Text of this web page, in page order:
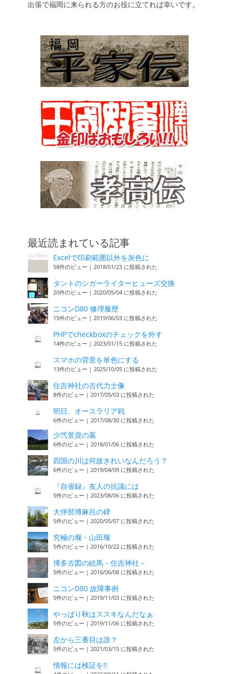
出張で福岡に来られる方のお役に立てれば幸いです。
最近読まれている記事
Excelで印刷範囲以外を灰色に
58件のビュー | 2018/01/23 に投稿された
タントのシガーライターヒューズ交換
20件のビュー | 2020/05/04 に投稿された
ニコンD80 修理履歴
15件のビュー | 2019/06/03 に投稿された
PHPでcheckboxのチェックを外す
14件のビュー | 2023/01/15 に投稿された
スマホの背景を単色にする
13件のビュー | 2025/10/05 に投稿された
住吉神社の古代力士像
8件のビュー | 2017/05/03 に投稿された
明日、オースラリア戦
6件のビュー | 2017/08/30 に投稿された
少弐景資の墓
6件のビュー | 2018/01/06 に投稿された
四国の川は何故きれいなんだろう？
6件のビュー | 2019/04/09 に投稿された
『自省録』友人の抗議には
5件のビュー | 2023/08/06 に投稿された
大伴部博麻呂の碑
5件のビュー | 2020/05/07 に投稿された
究極の堰・山田堰
5件のビュー | 2016/10/22 に投稿された
博多古図の絵馬－住吉神社－
5件のビュー | 2016/06/08 に投稿された
ニコンD80 故障事例
5件のビュー | 2019/11/03 に投稿された
やっぱり秋はススキなんだなぁ
5件のビュー | 2019/11/06 に投稿された
左から三番目は誰？
5件のビュー | 2021/03/15 に投稿された
情報には検証を!!